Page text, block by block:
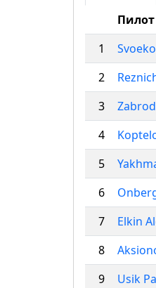
Пилот
1
2
3
4
5
6
7 Elkin
8
9 Usik